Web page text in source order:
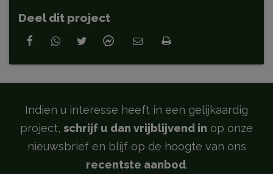
Deel dit project
Indien u interesse heeft in een gelijkaardig
project, schrijf u dan vrijblijvend in op onze
nieuwsbrief en blijf op de hoogte van ons
recentste aanbod.